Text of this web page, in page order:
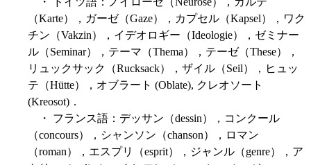
（Karte），ガーゼ（Gaze），カプセル（Kapsel），ワク
チン（Vakzin），イデオロギー（Ideologie），ゼミナー
ル（Seminar），テーマ（Thema），テーゼ（These），
リュックサック（Rucksack），ザイル（Seil），ヒュッ
テ（Hütte），オブラート (Oblate), クレオソート
(Kreosot)．
・ フランス語：デッサン（dessin），コンクール
（concours），シャンソン（chanson），ロマン
（roman），エスプリ（esprit），ジャンル（genre），ア